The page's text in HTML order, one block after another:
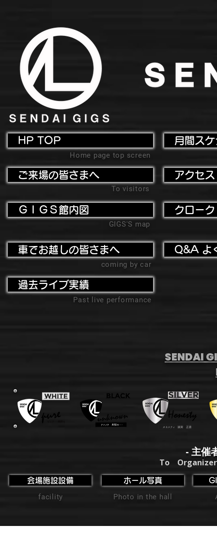
HP TOP
Home page top screen
ご来場の皆さまへ
To visitors
ＧＩＧＳ館内図
GIGS'S map
車でお越しの皆さまへ
coming by car
過去ライブ実績
Past live performance
月間ス
アクセ
クローク
Q&A よ
SENDAI
- 主催
To
会場施設設備
facility
ホール写真
Photo in the hall